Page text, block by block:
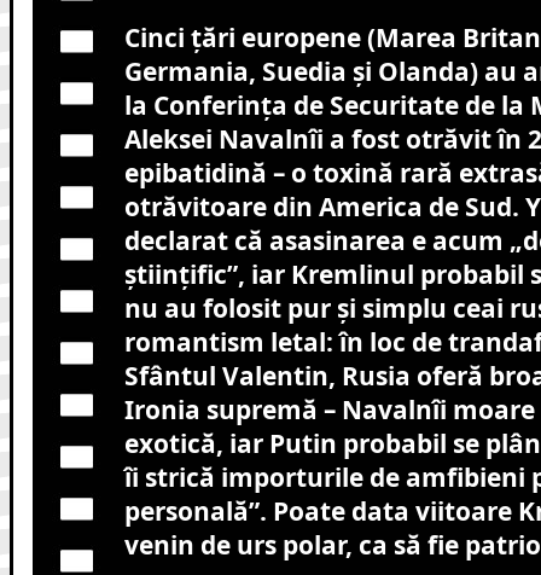
Cinci țări europene (Marea
Germania, Suedia și Olanda) au
la Conferința de Securitate de la
Aleksei Navalnîi a fost otrăvit în
epibatidină – o toxină rară
otrăvitoare din America de Sud.
declarat că asasinarea e acum
științific”, iar Kremlinul probabil
nu au folosit pur și simplu ceai
romantism letal: în loc de
Sfântul Valentin, Rusia oferă
Ironia supremă – Navalnîi moare
exotică, iar Putin probabil se
îi strică importurile de amfibieni
personală”. Poate data viitoare
venin de urs polar, ca să fie